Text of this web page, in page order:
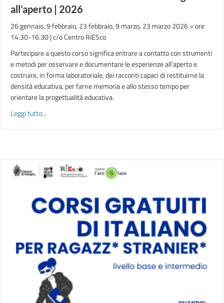
all’aperto | 2026
26 gennaio, 9 febbraio, 23 febbraio, 9 marzo, 23 marzo 2026 > ore
14.30-16.30 | c/o Centro RiESco
Partecipare a questo corso significa entrare a contatto con strumenti
e metodi per osservare e documentare le esperienze all’aperto e
costruire, in forma laboratoriale, dei racconti capaci di restituirne la
densità educativa, per farne memoria e allo stesso tempo per
orientare la progettualità educativa.
Leggi tutto...